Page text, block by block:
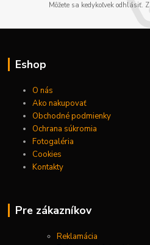
Môžete sa kedykoľvek odhlásiť.
Eshop
O nás
Ako nakupovať
Obchodné podmienky
Ochrana súkromia
Fotogaléria
Cookies
Kontakty
Pre zákazníkov
Reklamácia